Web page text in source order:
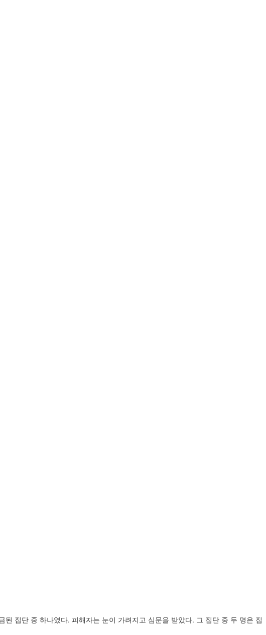
집단 중 하나였다. 피해자는 눈이 가려지고 심문을 받았다. 그 집단 중 두 명은 집